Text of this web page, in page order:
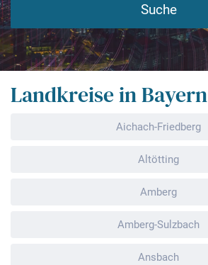
Suche
Landkreise in Bayern
Aichach-Friedberg
Altötting
Amberg
Amberg-Sulzbach
Ansbach